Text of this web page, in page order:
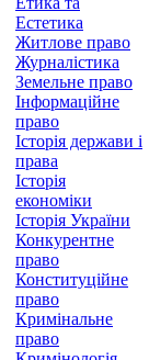
Естетика
Житлове право
Журналістика
Земельне право
Інформаційне
право
Історія держави і
права
Історія
економіки
Історія України
Конкурентне
право
Конституційне
право
Кримінальне
право